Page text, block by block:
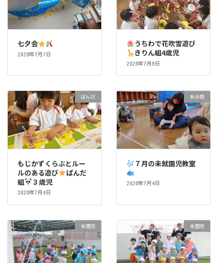
七夕会
2026年7月7日
うちわで花吹雪遊び
きりん組4歳児
2026年7月6日
ぱんだ
もじかずくらぶとルー
ルのある遊び
ぱんだ
組
３歳児
2026年7月4日
未分類
７月の未就園児教室
2026年7月4日
全園児 全園児